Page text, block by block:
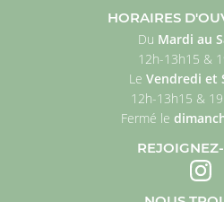
HORAIRES
Du Mardi au
12h-13h15 &
Le Vendredi et
12h-13h15 &
Fermé le